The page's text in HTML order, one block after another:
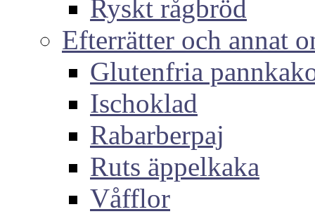
Ryskt rågbröd
Efterrätter och annat
Glutenfria
Ischoklad
Rabarberpaj
Ruts äppelkaka
Våfflor